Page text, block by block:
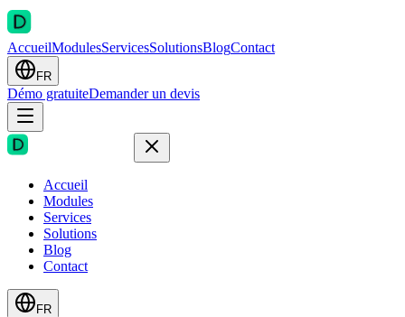
AccueilModulesServicesSolutionsBlogContact
FR
Démo gratuiteDemander un devis
Accueil
Modules
Services
Solutions
Blog
Contact
FR